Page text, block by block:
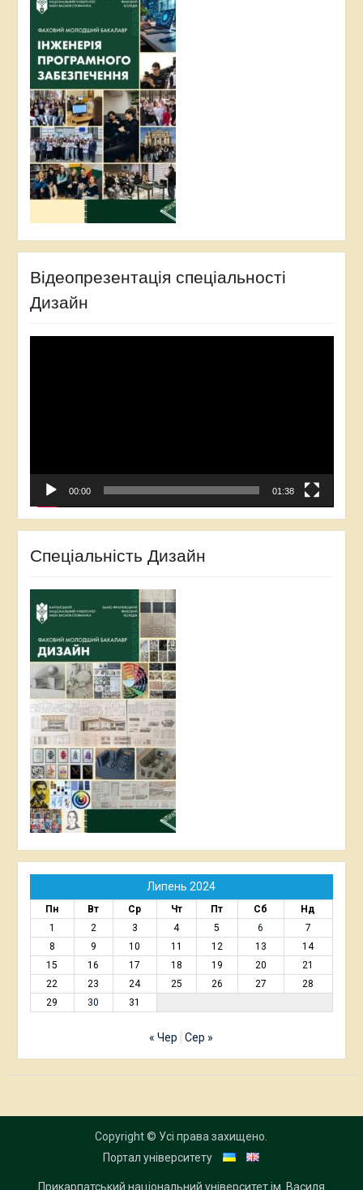
Відеопрезентація спеціальності
Дизайн
00:00 01:38
Спеціальність Дизайн
Липень 2024
Пн Вт Ср Чт Пт Сб
Нд
1
2 3 4 5 6
7
8
9 10 11 12 13
14
15
16 17 18 19 20
21
22
23 24 25 26 27
28
29
30 31
« Чер Сер »
Copyright © Усі права захищено.
Портал університету
Прикарпатський національний університет ім. Василя